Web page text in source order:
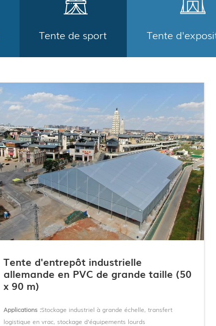
Tente de sport Tente
Tente d'entrepôt industrielle
allemande en PVC de grande taille (50
x 90 m)
Applications :Stockage industriel à grande échelle, transfert
logistique en vrac, stockage d'équipements lourds